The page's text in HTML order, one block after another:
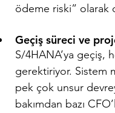
ödeme riski” olarak
Geçiş süreci ve
S/4HANA’ya geçiş,
gerektiriyor. Sistem
pek çok unsur
bakımdan bazı